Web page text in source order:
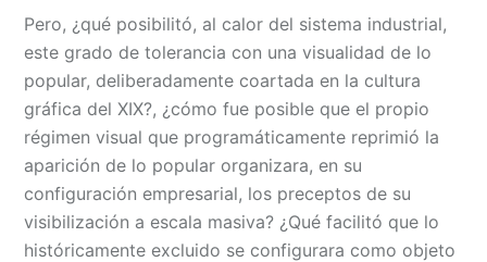
Pero, ¿qué posibilitó, al calor del sistema industrial,
este grado de tolerancia con una visualidad de lo
popular, deliberadamente coartada en la cultura
gráfica del XIX?, ¿cómo fue posible que el propio
régimen visual que programáticamente reprimió la
aparición de lo popular organizara, en su
configuración empresarial, los preceptos de su
visibilización a escala masiva? ¿Qué facilitó que lo
históricamente excluido se configurara como objeto